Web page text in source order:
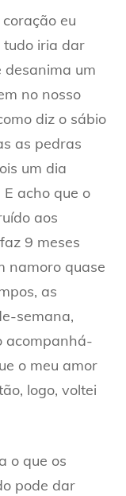
eu
tudo iria dar
desanima um
no nosso
diz o sábio
as pedras
um dia
acho que o
aos
9 meses
namoro quase
as
semana,
acompanhá-
o meu amor
logo, voltei
o que os
pode dar